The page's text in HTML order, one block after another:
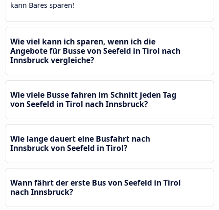
kann Bares sparen!
Wie viel kann ich sparen, wenn ich die
Angebote für Busse von Seefeld in Tirol nach
Innsbruck vergleiche?
Wie viele Busse fahren im Schnitt jeden Tag
von Seefeld in Tirol nach Innsbruck?
Wie lange dauert eine Busfahrt nach
Innsbruck von Seefeld in Tirol?
Wann fährt der erste Bus von Seefeld in Tirol
nach Innsbruck?